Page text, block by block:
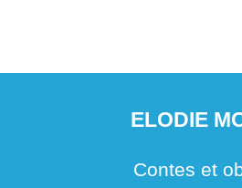
ELODIE
Contes et